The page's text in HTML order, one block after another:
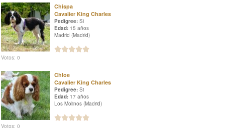
Chispa
Cavalier King Charles
Pedigree: Si
Edad: 15 años
Madrid (Madrid)
Votos: 0
Chloe
Cavalier King Charles
Pedigree: Si
Edad: 17 años
Los Molinos (Madrid)
Votos: 0